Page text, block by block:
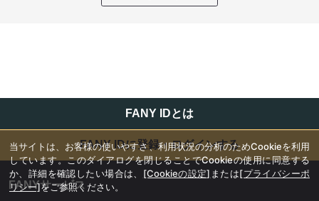
FANY IDとは
FANY IDに登録・ログインする
FANYサービス
当サイトは、お客様の使いやすさ、利用状況の分析のためCookieを利用
しています。このダイアログを閉じることでCookieの使用に同意する
か、詳細を確認したい場合は、 [Cookieの設定] または[プライバシーポ
リシー]をご参照ください。